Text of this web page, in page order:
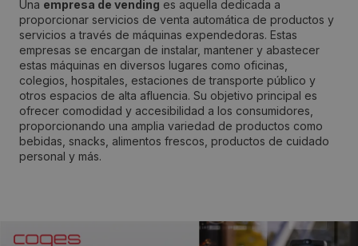
Una empresa de vending es aquella dedicada a
proporcionar servicios de venta automática de productos y
servicios a través de máquinas expendedoras. Estas
empresas se encargan de instalar, mantener y abastecer
estas máquinas en diversos lugares como oficinas,
colegios, hospitales, estaciones de transporte público y
otros espacios de alta afluencia. Su objetivo principal es
ofrecer comodidad y accesibilidad a los consumidores,
proporcionando una amplia variedad de productos como
bebidas, snacks, alimentos frescos, productos de cuidado
personal y más.